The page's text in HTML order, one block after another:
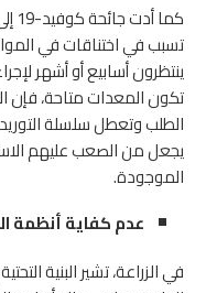
تسبب في اختناقات في
ينتظرون أسابيع أو أشهر
تكون المعدات متاحة، فإن
الطلب وتعطل سلسلة
يجعل من الصعب عليهم
الموجودة.
عدم كفاية أنظمة
في الزراعة، تشير البنية